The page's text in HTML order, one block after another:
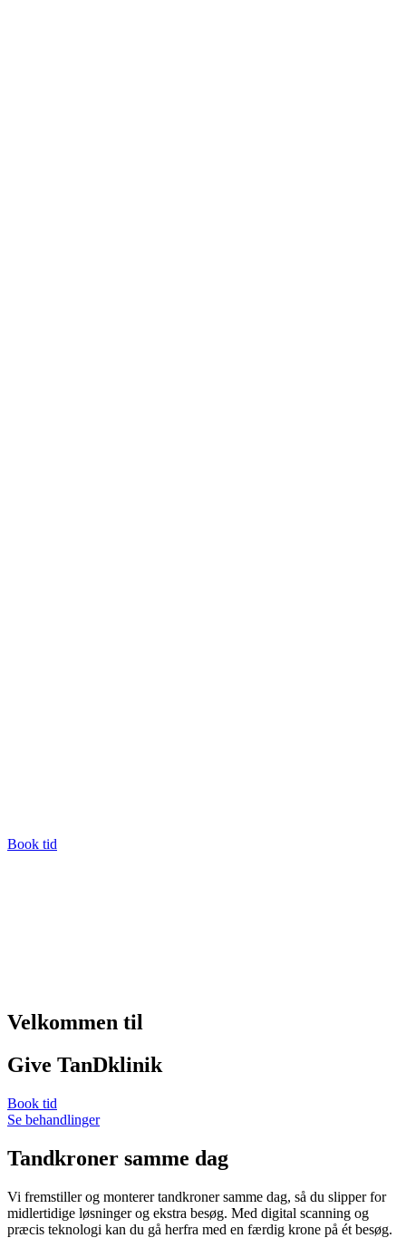
Book tid
Velkommen til
Give TanDklinik
Book tid
Se behandlinger
Tandkroner samme dag
Vi fremstiller og monterer tandkroner samme dag, så du slipper for
midlertidige løsninger og ekstra besøg. Med digital scanning og
præcis teknologi kan du gå herfra med en færdig krone på ét besøg.